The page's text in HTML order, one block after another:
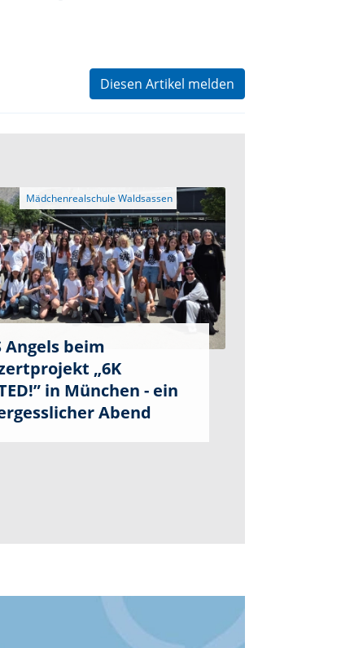
Diesen Artikel melden
Mädchenrealschule Waldsassen
Angels beim
„6K
in München - ein
Abend